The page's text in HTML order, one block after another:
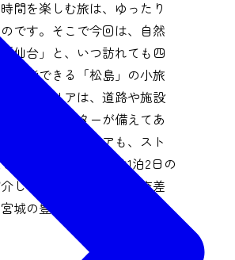
間を楽しむ旅は、ゆったり
です。そこで今回は、自然
仙台」と、いつ訪れても四
堪能できる「松島」の小旅
の両エリアは、道路や施設
、エレベーターが備えてあ
ユーザーやシニアも、スト
めそうです。今回は1泊2日の
します。自然と文化が交差
城の豊かな魅力を存分に感